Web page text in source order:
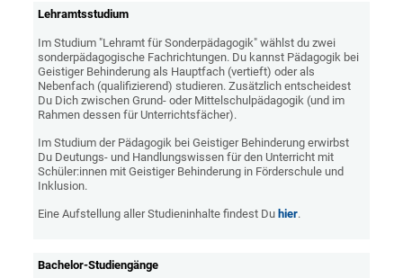
Lehramtsstudium
Im Studium "Lehramt für Sonderpädagogik" wählst du zwei
sonderpädagogische Fachrichtungen. Du kannst Pädagogik bei
Geistiger Behinderung als Hauptfach (vertieft) oder als
Nebenfach (qualifizierend) studieren. Zusätzlich entscheidest
Du Dich zwischen Grund- oder Mittelschulpädagogik (und im
Rahmen dessen für Unterrichtsfächer).
Im Studium der Pädagogik bei Geistiger Behinderung erwirbst
Du Deutungs- und Handlungswissen für den Unterricht mit
Schüler:innen mit Geistiger Behinderung in Förderschule und
Inklusion.
Eine Aufstellung aller Studieninhalte findest Du hier.
Bachelor-Studiengänge